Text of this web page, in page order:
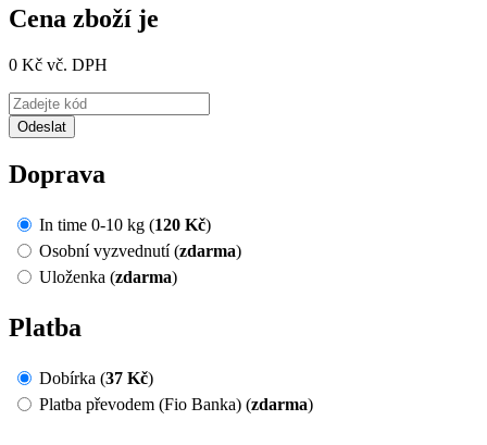
Cena zboží je
0 Kč vč. DPH
Doprava
In time 0-10 kg (120 Kč)
Osobní vyzvednutí (zdarma)
Uloženka (zdarma)
Platba
Dobírka (37 Kč)
Platba převodem (Fio Banka) (zdarma)